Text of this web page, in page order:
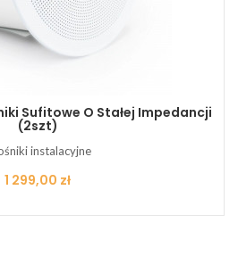
Sufitowe O Stałej Impedancji
(2szt)
instalacyjne
Cena
1 299,00 zł